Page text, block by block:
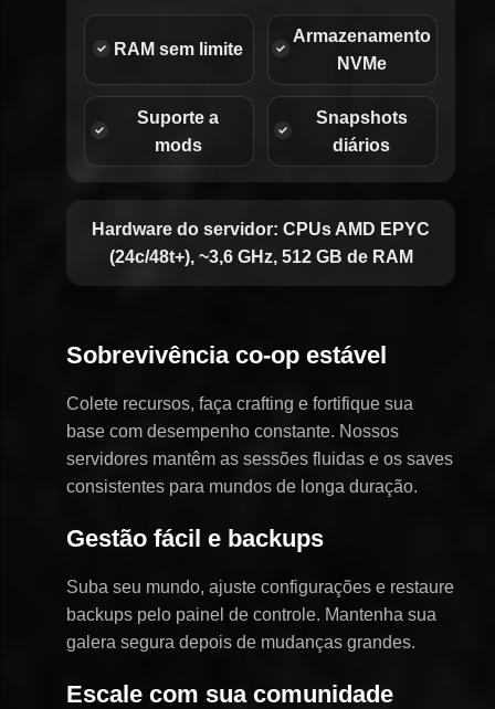
RAM sem limite
Armazenamento
NVMe
Suporte a
mods
Snapshots
diários
Hardware do servidor: CPUs AMD EPYC
(24c/48t+), ~3,6 GHz, 512 GB de RAM
Sobrevivência co-op estável
Colete recursos, faça crafting e fortifique sua
base com desempenho constante. Nossos
servidores mantêm as sessões fluidas e os saves
consistentes para mundos de longa duração.
Gestão fácil e backups
Suba seu mundo, ajuste configurações e restaure
backups pelo painel de controle. Mantenha sua
galera segura depois de mudanças grandes.
Escale com sua comunidade